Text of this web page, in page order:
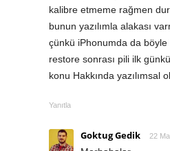
kalibre etmeme rağmen
bunun yazılımla alakası
çünkü iPhonumda da
restore sonrası pili ilk
konu Hakkında yazılımsal
Yanıtla
Goktug Gedik 22